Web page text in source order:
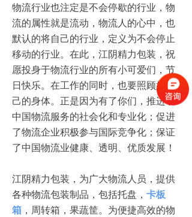
物流行业也注定是不会停歇的行业，物
流的属性就是流动，物流人的心中，也
默认的将自己的行业，定义为不会停止
移动的行业。在此，江阴精力包装，祝
愿投身于物流行业的所有小可爱们，节
日快乐。在工作的同时，也要照顾好自
己的身体。正是因为有了你们，推进了
中国物流服务的社会化和专业化；促进
了物流企业积极参与国际竞争化；保证
了中国物流业健康、透明、优质发展！
江阴精力包装，为广大物流人员，提供
各种物流包装制品，包括托盘， 卡板
箱 ，周转箱，果蔬筐。为便捷高效的物